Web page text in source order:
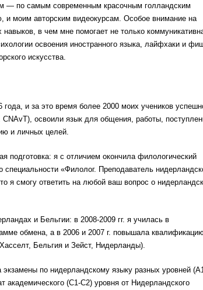
— по самым современным красочным голландским
и моим авторским видеокурсам. Особое внимание на
в чем мне помогает не только
освоения иностранного языка, лайфхаки и
искусства.
и за это время более 2000 моих учеников
освоили язык для общения, работы,
и личных целей.
подготовка: я с отличием окончила филологический
«Филолог. Преподаватель
я смогу ответить на любой ваш вопрос о
и Бельгии: в 2008-2009 гг. я училась в
обмена, а в 2006 и 2007 г. повышала
Бельгия и Зейст, Нидерланды).
по нидерландскому языку разных уровней
(С1-С2) уровня от Нидерландского